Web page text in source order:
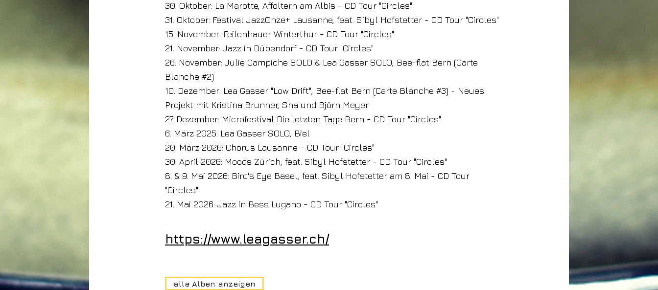
30. Oktober: La Marotte, Affoltern am Albis - CD Tour "Circles"
31. Oktober: Festival JazzOnze+ Lausanne, feat. Sibyl Hofstetter - CD Tour "Circles"
15. November: Feilenhauer Winterthur - CD Tour "Circles"
21. November: Jazz in Dübendorf - CD Tour "Circles"
26. November: Julie Campiche SOLO & Lea Gasser SOLO, Bee-flat Bern (Carte
Blanche #2)
10. Dezember: Lea Gasser "Low Drift", Bee-flat Bern (Carte Blanche #3) - Neues
Projekt mit Kristina Brunner, Sha und Björn Meyer
27. Dezember: Microfestival Die letzten Tage Bern - CD Tour "Circles"
6. März 2025: Lea Gasser SOLO, Biel
20. März 2026: Chorus Lausanne - CD Tour "Circles"
30. April 2026: Moods Zürich, feat. Sibyl Hofstetter - CD Tour "Circles"
8. & 9. Mai 2026: Bird's Eye Basel, feat. Sibyl Hofstetter am 8. Mai - CD Tour
"Circles"
21. Mai 2026: Jazz in Bess Lugano - CD Tour "Circles"
https://www.leagasser.ch/
alle Alben anzeigen